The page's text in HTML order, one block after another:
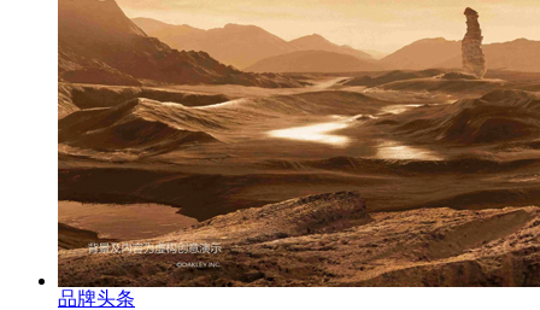
品牌头条